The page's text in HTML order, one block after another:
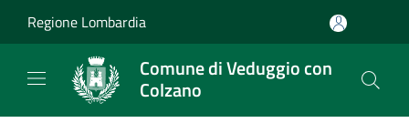
Regione Lombardia
Comune di Veduggio con
Colzano